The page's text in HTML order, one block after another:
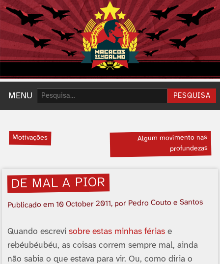
MENU Pesquisar: PESQUISA
Motivações Algum movimento nas
profundezas
DE MAL A PIOR
Publicado em10 October 2011, por Pedro Couto e Santos
Quando escrevi sobre estas minhas fériase
rebéubéubéu, as coisas correm sempre mal, ainda
não sabia o que estava para vir. Ou, como diria o